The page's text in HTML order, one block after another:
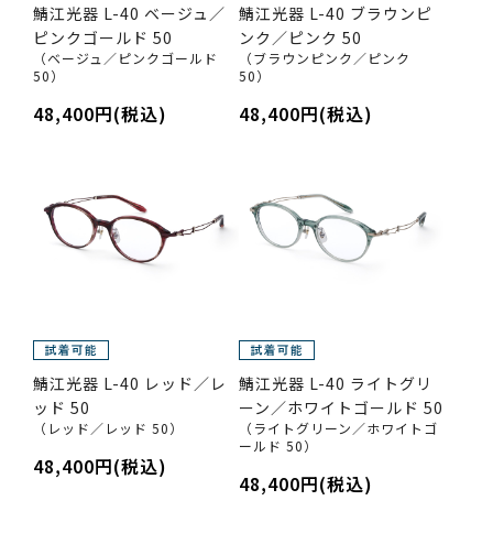
鯖江光器 L-40 ベージュ／
ピンクゴールド 50
（ベージュ／ピンクゴールド
50）
48,400円(税込)
鯖江光器 L-40 ブラウンピ
ンク／ピンク 50
（ブラウンピンク／ピンク
50）
48,400円(税込)
鯖江光器 L-40 レッド／レ
ッド 50
（レッド／レッド 50）
48,400円(税込)
鯖江光器 L-40 ライトグリ
ーン／ホワイトゴールド 50
（ライトグリーン／ホワイトゴ
ールド 50）
48,400円(税込)